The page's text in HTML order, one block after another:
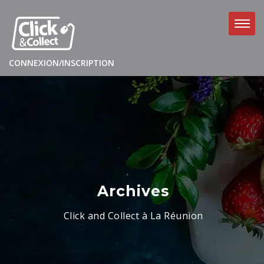
CONNEXION/INSCRIPTION
Archives
Click and Collect à La Réunion